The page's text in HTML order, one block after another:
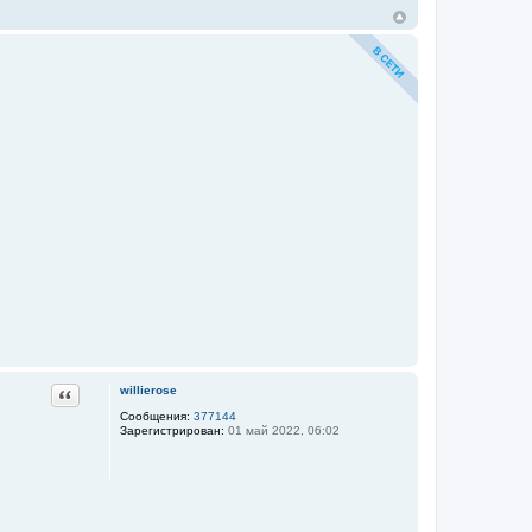
willierose
Сообщения: 377144
Зарегистрирован: 01 май 2022, 06:02
Цитата